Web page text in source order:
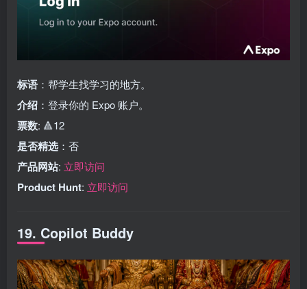
标语 ：帮学生找学习的地方。
介绍 ：登录你的 Expo 账户。
票数: 🔺12
是否精选 ：否
产品网站: 立即访问
Product Hunt: 立即访问
19. Copilot Buddy